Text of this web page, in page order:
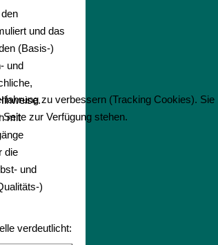
und das
(Basis-)
und
mit
die
und
)
verdeutlicht:
zu verbessern (Tracking Cookies). Sie
zur Verfügung stehen.